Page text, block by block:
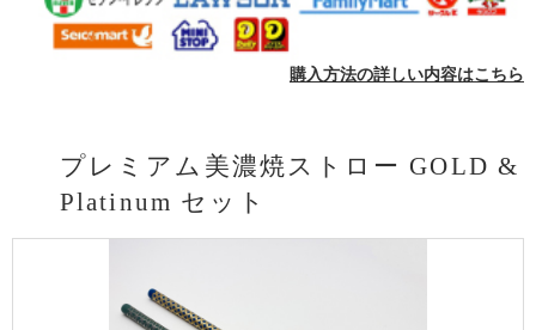
プレミアム美濃焼ストロー GOLD &
Platinum セット
購入方法の詳しい内容はこちら